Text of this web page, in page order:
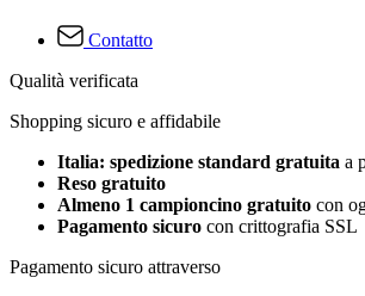
Contatto
Qualità verificata
Shopping sicuro e affidabile
Italia: spedizione standard gratuita a
Reso gratuito
Almeno 1 campioncino gratuito con
Pagamento sicuro con crittografia SSL
Pagamento sicuro attraverso